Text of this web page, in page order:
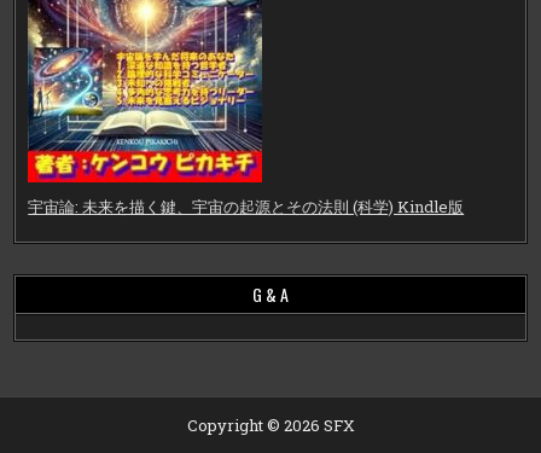
宇宙論: 未来を描く鍵、宇宙の起源とその法則 (科学) Kindle版
G & A
Copyright © 2026 SFX